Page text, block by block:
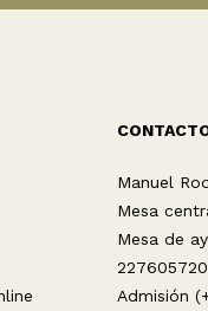
Manuel
Mesa
Mesa de
227605720
Admisión